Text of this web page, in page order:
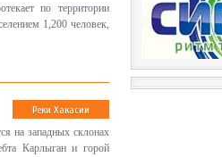
по территории
1,200 человек,
Реки Хакасии
на западных склонах
Карлыган и горой